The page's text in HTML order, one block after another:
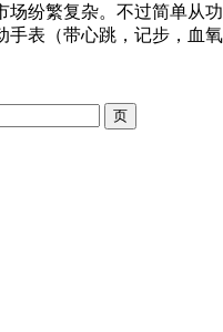
场纷繁复杂。不过简单从
手表（带心跳，记步，血